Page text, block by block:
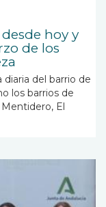
hoy y
de los
del barrio de
los barrios de
Mentidero, El